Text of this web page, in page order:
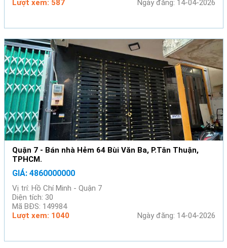
Lượt xem: 587 Ngày đăng: 14-04-2026
Quận 7 - Bán nhà Hẻm 64 Bùi Văn Ba, P.Tân Thuận,
TPHCM.
GIÁ: 4860000000
Vị trí: Hồ Chí Minh - Quận 7
Diện tích: 30
Mã BĐS: 149984
Lượt xem: 1040
Ngày đăng: 14-04-2026